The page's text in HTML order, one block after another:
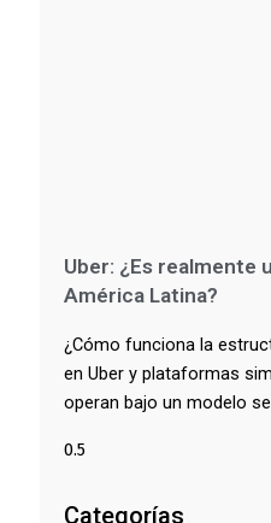
Uber: ¿Es realmente
América Latina?
¿Cómo funciona la
en Uber y plataformas
operan bajo un modelo
Categorías